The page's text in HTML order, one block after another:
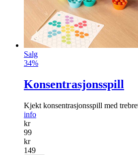
Salg
34%
Konsentrasjonsspill
Kjekt konsentrasjonsspill med
info
kr
99
kr
149